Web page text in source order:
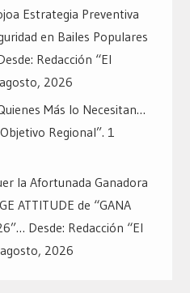
Estrategia Preventiva
en Bailes Populares
Redacción “El
2026
Más lo Necesitan…
Regional”. 1
la Afortunada Ganadora
ATTITUDE de “GANA
Desde: Redacción “El
2026